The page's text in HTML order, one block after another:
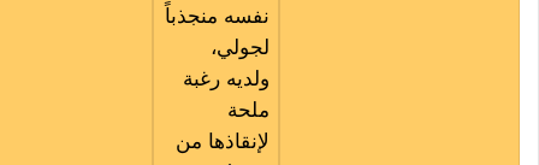
نفسه منجذباً
لجولي،
ولديه رغبة
ملحة
لإنقاذها من